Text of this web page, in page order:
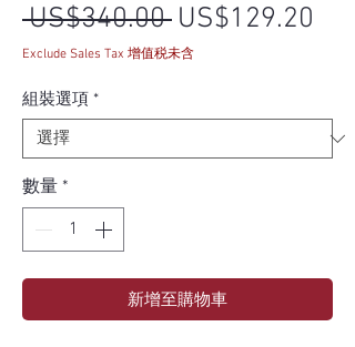
US$340.00 一般價格
US$129.20
Exclude Sales Tax 增值税未含
組裝選項 *
數量 *
新增至購物車